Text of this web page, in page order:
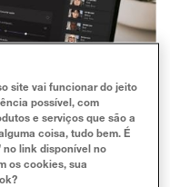
site vai funcionar do jeito
possível, com
e serviços que são a
coisa, tudo bem. É
no link disponível no
os cookies, sua